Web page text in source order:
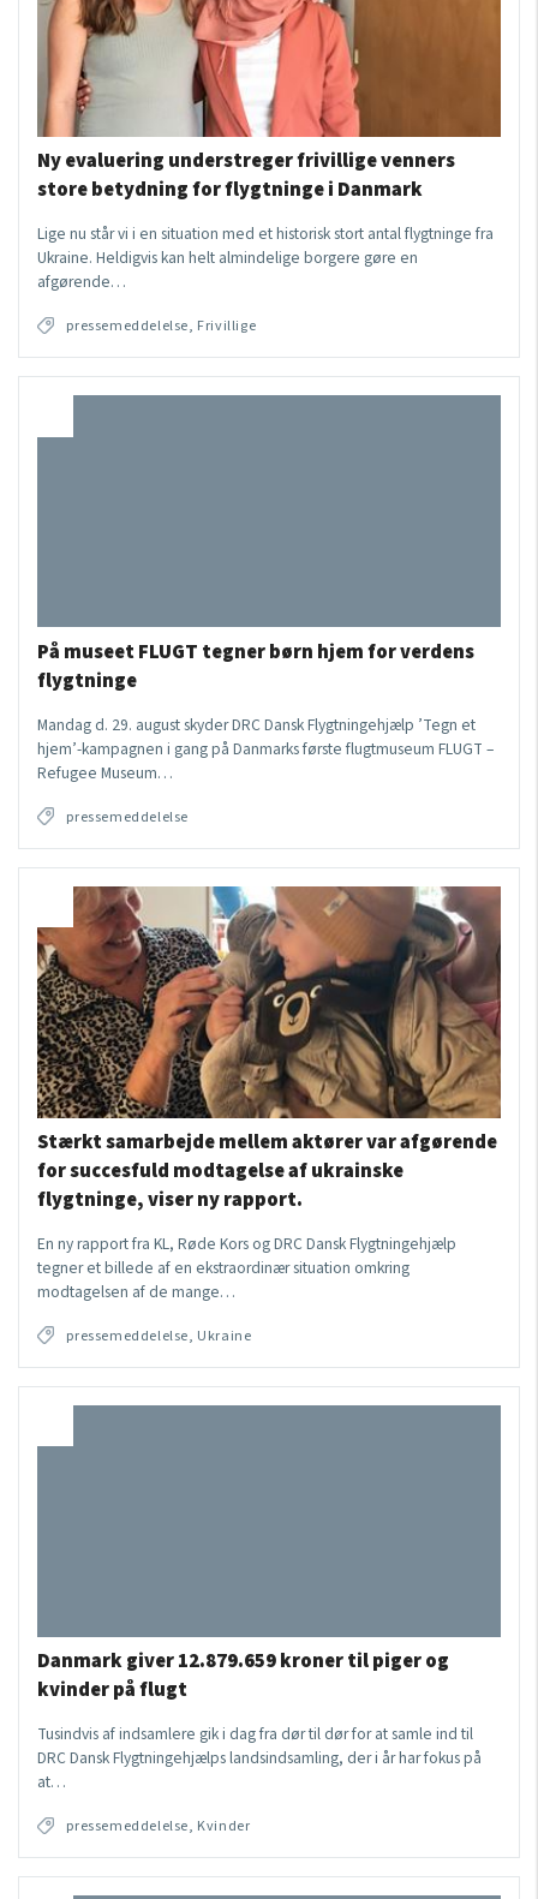
Ny evaluering understreger frivillige venners
store betydning for flygtninge i Danmark
Lige nu står vi i en situation med et historisk stort antal flygtninge fra
Ukraine. Heldigvis kan helt almindelige borgere gøre en
afgørende…
pressemeddelelse, Frivillige
På museet FLUGT tegner børn hjem for verdens
flygtninge
Mandag d. 29. august skyder DRC Dansk Flygtningehjælp ’Tegn et
hjem’-kampagnen i gang på Danmarks første flugtmuseum FLUGT –
Refugee Museum…
pressemeddelelse
Stærkt samarbejde mellem aktører var afgørende
for succesfuld modtagelse af ukrainske
flygtninge, viser ny rapport.
En ny rapport fra KL, Røde Kors og DRC Dansk Flygtningehjælp
tegner et billede af en ekstraordinær situation omkring
modtagelsen af de mange…
pressemeddelelse, Ukraine
Danmark giver 12.879.659 kroner til piger og
kvinder på flugt
Tusindvis af indsamlere gik i dag fra dør til dør for at samle ind til
DRC Dansk Flygtningehjælps landsindsamling, der i år har fokus på
at…
pressemeddelelse, Kvinder